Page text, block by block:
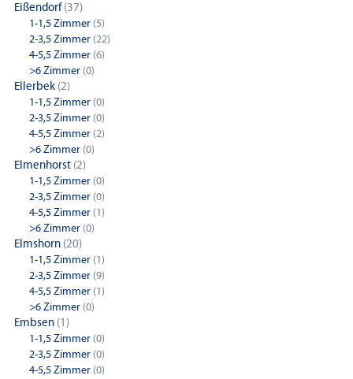
Eißendorf(37)
1-1,5 Zimmer (5)
2-3,5 Zimmer (22)
4-5,5 Zimmer (6)
>6 Zimmer (0)
Ellerbek (2)
1-1,5 Zimmer (0)
2-3,5 Zimmer (0)
4-5,5 Zimmer (2)
>6 Zimmer (0)
Elmenhorst (2)
1-1,5 Zimmer (0)
2-3,5 Zimmer (0)
4-5,5 Zimmer (1)
>6 Zimmer (0)
Elmshorn (20)
1-1,5 Zimmer (1)
2-3,5 Zimmer (9)
4-5,5 Zimmer (1)
>6 Zimmer (0)
Embsen (1)
1-1,5 Zimmer (0)
2-3,5 Zimmer (0)
4-5,5 Zimmer (0)